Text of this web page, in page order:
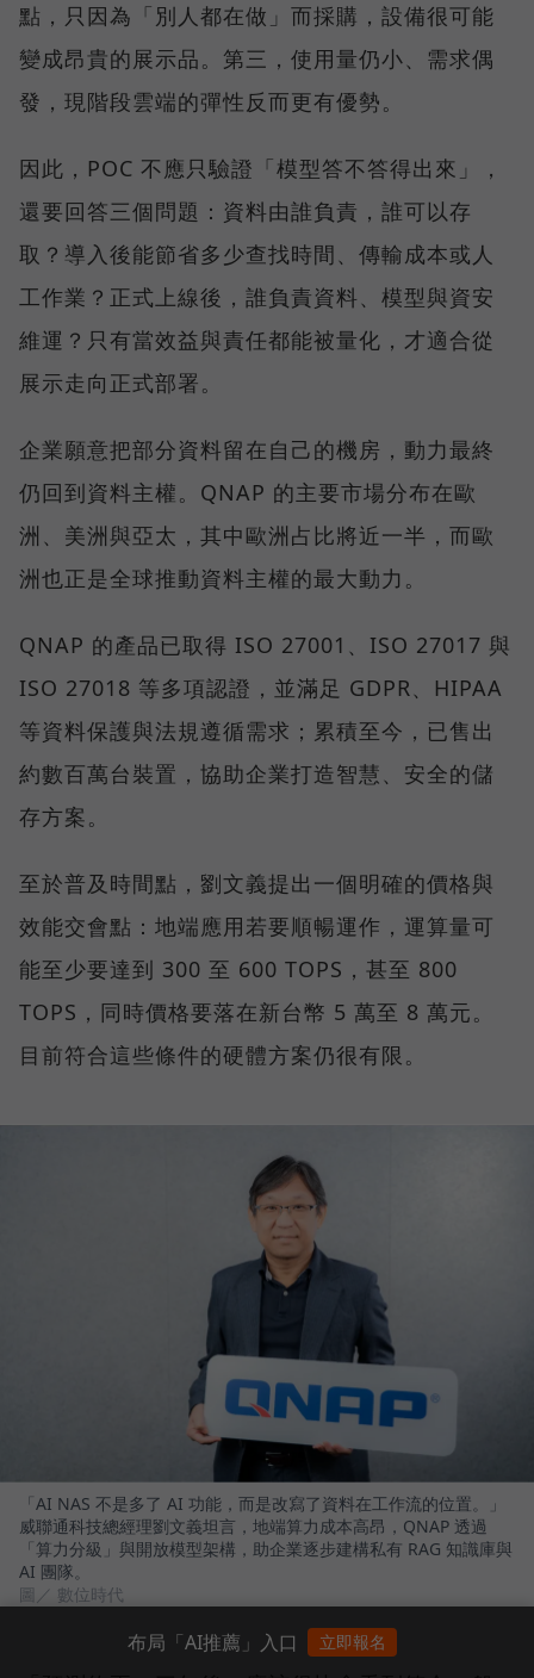
點，只因為「別人都在做」而採購，設備很可能
變成昂貴的展示品。第三，使用量仍小、需求偶
發，現階段雲端的彈性反而更有優勢。
因此，POC 不應只驗證「模型答不答得出來」，
還要回答三個問題：資料由誰負責，誰可以存
取？導入後能節省多少查找時間、傳輸成本或人
工作業？正式上線後，誰負責資料、模型與資安
維運？只有當效益與責任都能被量化，才適合從
展示走向正式部署。
企業願意把部分資料留在自己的機房，動力最終
仍回到資料主權。QNAP 的主要市場分布在歐
洲、美洲與亞太，其中歐洲占比將近一半，而歐
洲也正是全球推動資料主權的最大動力。
QNAP 的產品已取得 ISO 27001、ISO 27017 與
ISO 27018 等多項認證，並滿足 GDPR、HIPAA
等資料保護與法規遵循需求；累積至今，已售出
約數百萬台裝置，協助企業打造智慧、安全的儲
存方案。
至於普及時間點，劉文義提出一個明確的價格與
效能交會點：地端應用若要順暢運作，運算量可
能至少要達到 300 至 600 TOPS，甚至 800
TOPS，同時價格要落在新台幣 5 萬至 8 萬元。
目前符合這些條件的硬體方案仍很有限。
「AI NAS 不是多了 AI 功能，而是改寫了資料在工作流的位置。」
威聯通科技總經理劉文義坦言，地端算力成本高昂，QNAP 透過
「算力分級」與開放模型架構，助企業逐步建構私有 RAG 知識庫與
AI 團隊。
圖／ 數位時代
布局「AI推薦」入口 立即報名